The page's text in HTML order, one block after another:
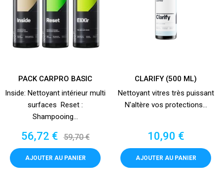
PACK CARPRO BASIC
Inside: Nettoyant intérieur multi
surfaces Reset :
Shampooing...
Prix
56,72 € Prix
de
base
59,70 €
AJOUTER AU PANIER
CLARIFY (500 ML)
Nettoyant vitres très puissant
N'altère vos protections...
Prix
10,90 €
AJOUTER AU PANIER